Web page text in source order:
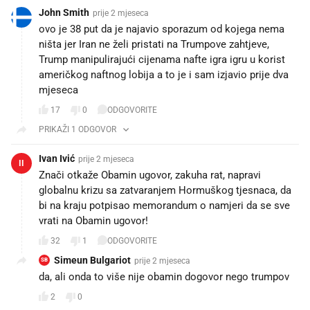
John Smith prije 2 mjeseca
ovo je 38 put da je najavio sporazum od kojega nema
ništa jer Iran ne želi pristati na Trumpove zahtjeve,
Trump manipulirajući cijenama nafte igra igru u korist
američkog naftnog lobija a to je i sam izjavio prije dva
mjeseca
17 0
ODGOVORITE
PRIKAŽI 1 ODGOVOR
II Ivan Ivić prije 2 mjeseca
Znači otkaže Obamin ugovor, zakuha rat, napravi
globalnu krizu sa zatvaranjem Hormuškog tjesnaca, da
bi na kraju potpisao memorandum o namjeri da se sve
vrati na Obamin ugovor!
32 1 ODGOVORITE
SB Simeun Bulgariot prije 2 mjeseca
da, ali onda to više nije obamin dogovor nego trumpov
2
0